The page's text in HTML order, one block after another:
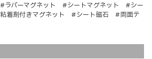
ラバーマグネット #シートマグネット #シー
着剤付きマグネット #シート磁石 #両面テ